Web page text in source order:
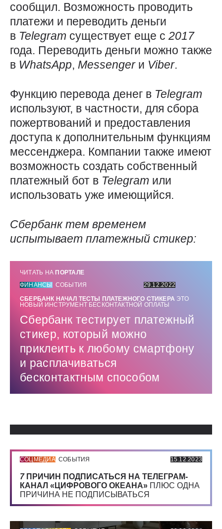
сообщил. Возможность проводить
платежи и переводить деньги
в Telegram существует еще с 2017
года. Переводить деньги можно также
в WhatsApp, Messenger и Viber.
Функцию перевода денег в Telegram
используют, в частности, для сбора
пожертвований и предоставления
доступа к дополнительным функциям
мессенджера. Компании также имеют
возможность создать собственный
платежный бот в Telegram или
использовать уже имеющийся.
Сбербанк тем временем
испытывает платежный стикер:
ЧИТАТЬ НА ПОРТАЛЕ
ФИНАНСЫ
СОБЫТИЯ
29.12.2022
СБЕРБАНК НАЧАЛ ТЕСТЫ ПЛАТЕЖНОГО СТИКЕРА ЭТО
НОВЫЙ ИНСТРУМЕНТ БЕСКОНТАКТНОЙ ОПЛАТЫ
Сбербанк тестирует платежный
стикер, который можно
приклеить к любому смартфону
и расплачиваться
бесконтактным способом
СОЦМЕДИА СОБЫТИЯ 15.12.2023
7 ПРИЧИН ПОДПИСАТЬСЯ НА ТЕЛЕГРАМ-
КАНАЛ «ЦИФРОВОГО ОКЕАНА» ПЛЮС ОДНА
ПРИЧИНА НЕ ПОДПИСЫВАТЬСЯ